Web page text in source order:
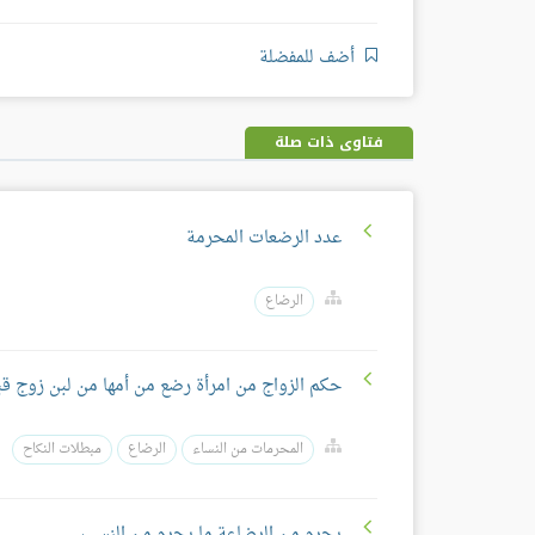
أضف للمفضلة
فتاوى ذات صلة
عدد الرضعات المحرمة
الرضاع
حكم الزواج من امرأة رضع من أمها من لبن زوج
المحرمات من النساء الرضاع مبطلات النكاح